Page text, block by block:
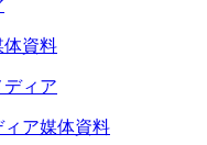
体資料
ィア媒体資料